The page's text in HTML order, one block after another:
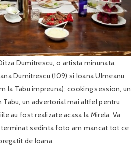
Dumitrescu, o artista minunata,
Dumitrescu (109) si Ioana Ulmeanu
la Tabu impreuna); cooking session, un
un advertorial mai altfel pentru
au fost realizate acasa la Mirela. Va
terminat sedinta foto am mancat tot ce
de Ioana.